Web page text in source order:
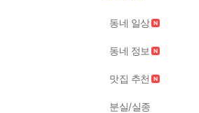
동네 일상
동네 정보
맛집 추천
분실/실종